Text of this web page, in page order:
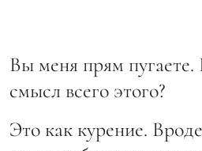
Вы меня прям
смысл всего этого?
Это как курение.